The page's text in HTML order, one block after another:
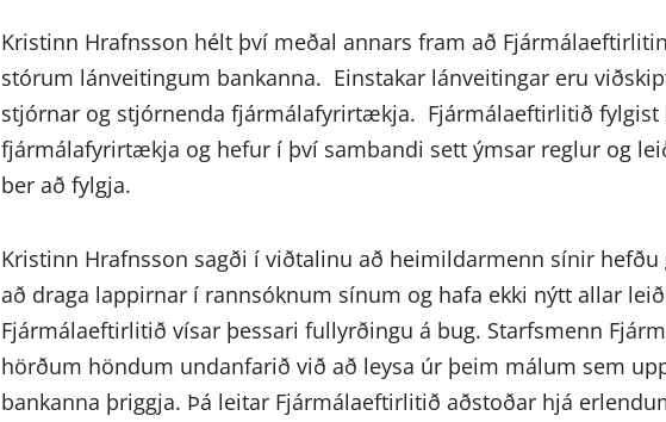
Kristinn Hrafnsson hélt því meðal annars fram að
stórum lánveitingum bankanna. Einstakar lánveitingar eru
stjórnar og stjórnenda fjármálafyrirtækja. Fjármálaeftirlitið
fjármálafyrirtækja og hefur í því sambandi sett ýmsar reglur og
ber að fylgja.
Kristinn Hrafnsson sagði í viðtalinu að heimildarmenn sínir
að draga lappirnar í rannsóknum sínum og hafa ekki nýtt allar
Fjármálaeftirlitið vísar þessari fullyrðingu á bug. Starfsmenn
hörðum höndum undanfarið við að leysa úr þeim málum sem
bankanna þriggja. Þá leitar Fjármálaeftirlitið aðstoðar hjá